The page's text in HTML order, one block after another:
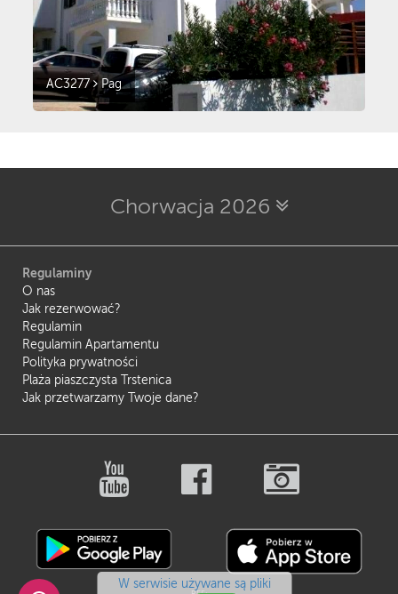
AC3277 Pag
W serwisie używane są pliki
Chorwacja 2026
Regulaminy
O nas
Jak rezerwować?
Regulamin
Regulamin Apartamentu
Polityka prywatności
Plaża piaszczysta Trstenica
Jak przetwarzamy Twoje dane?